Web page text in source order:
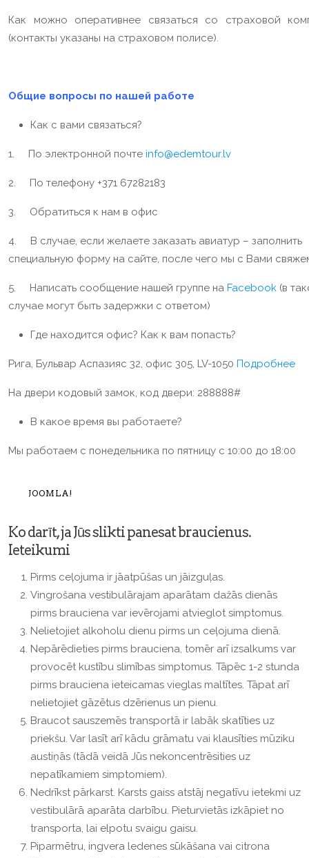
Как можно оперативнее связаться со страховой
(контакты указаны на страховом полисе).
Общие вопросы по нашей работе
Как с вами связаться?
1. По электронной почте info@edemtour.lv
2. По телефону +371 67282183
3. Обратиться к нам в офис
4. В случае, если желаете заказать авиатур – заполнить
специальную форму на сайте, после чего мы с Вами
5. Написать сообщение нашей группе на Facebook (в
случае могут быть задержки с ответом)
Где находится офис? Как к вам попасть?
Рига, Бульвар Аспазияс 32, офис 305, LV-1050 Подробнее
На двери кодовый замок, код двери: 288888#
В какое время вы работаете?
Мы работаем с понедельника по пятницу с 10:00 до 18:00
JOOMLA!
Ko darīt, ja Jūs slikti panesat braucienus.
Ieteikumi
Pirms ceļojuma ir jāatpūšas un jāizguļas.
Vingrošana vestibulārajam aparātam dažās dienās
pirms brauciena var ievērojami atvieglot simptomus.
Nelietojiet alkoholu dienu pirms un ceļojuma dienā.
Nepārēdieties pirms brauciena, tomēr arī izsalkums var
provocēt kustību slimības simptomus. Tāpēc 1-2 stunda
pirms brauciena ieteicamas vieglas maltītes. Tāpat arī
nelietojiet gāzētus dzērienus un pienu.
Braucot sauszemēs transportā ir labāk skatīties uz
priekšu. Var lasīt arī kādu grāmatu vai klausīties mūziku
austiņās (tādā veidā Jūs nekoncentrēsities uz
nepatīkamiem simptomiem).
Nedrīkst pārkarst. Karsts gaiss atstāj negatīvu ietekmi uz
vestibulārā aparāta darbību. Pieturvietās izkāpiet no
transporta, lai elpotu svaigu gaisu.
Piparmētru, ingvera ledenes sūkāšana vai citrona